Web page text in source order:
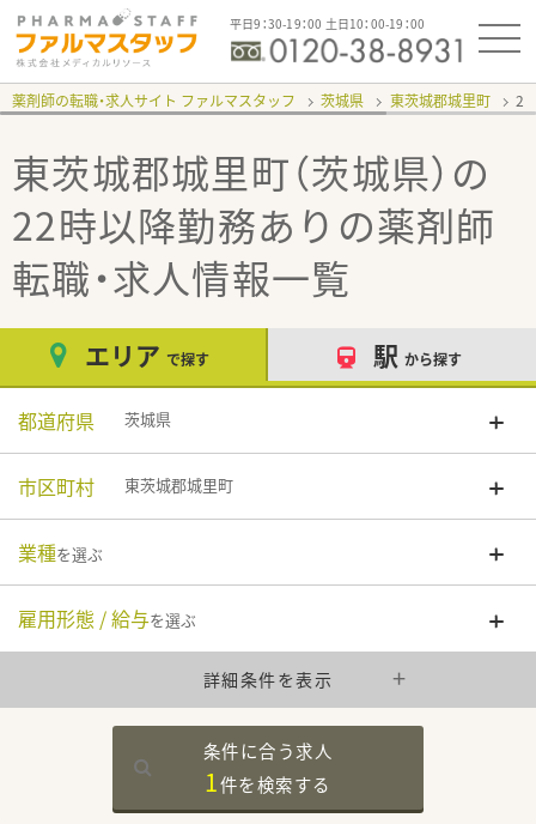
平日9：30-19：00 土日10：00-19：00
薬剤師の転職・求人サイト ファルマスタッフ 茨城県 東茨城郡城里町 22
東茨城郡城里町（茨城県）の
22時以降勤務あり の薬剤師
転職・求人情報一覧
エリア で探す 駅 から探す
都道府県 茨城県
市区町村 東茨城郡城里町
業種を選ぶ
雇用形態 / 給与を選ぶ
詳細条件を表示
条件に合う求人
1件を検索する